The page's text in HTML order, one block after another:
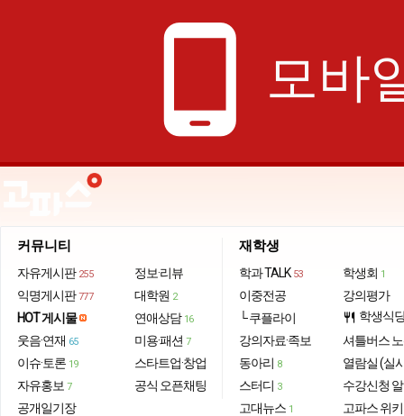
phone_android 모바
커뮤니티
자유게시판 255
익명게시판 777
HOT 게시물
웃음·연재 65
이슈·토론 19
자유홍보 7
공개일기장
정보·리뷰
대학원 2
연애상담 16
미용·패션 7
스타트업·창업
공식 오픈채팅
재학생
학과 TALK 53
이중전공
└ 쿠플라이
강의자료·족보
동아리 8
스터디 3
고대뉴스 1
학생회 1
강의평가
restaurant 학생식
셔틀버스
열람실 (실
수강신청
고파스 위키